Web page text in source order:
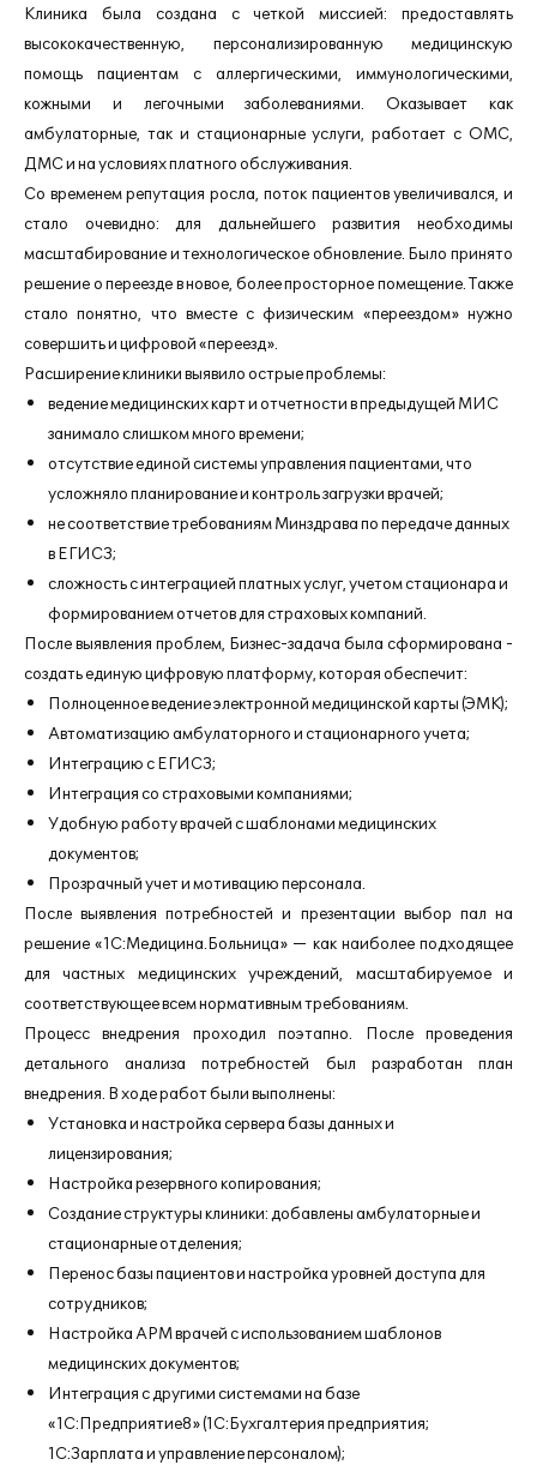
Клиника была создана с четкой миссией: предоставлять
высококачественную, персонализированную медицинскую
помощь пациентам с аллергическими, иммунологическими,
кожными и легочными заболеваниями. Оказывает как
амбулаторные, так и стационарные услуги, работает с ОМС,
ДМС и на условиях платного обслуживания.
Со временем репутация росла, поток пациентов увеличивался, и
стало очевидно: для дальнейшего развития необходимы
масштабирование и технологическое обновление. Было принято
решение о переезде в новое, более просторное помещение. Также
стало понятно, что вместе с физическим «переездом» нужно
совершить и цифровой «переезд».
Расширение клиники выявило острые проблемы:
ведение медицинских карт и отчетности в предыдущей МИС
занимало слишком много времени;
отсутствие единой системы управления пациентами, что
усложняло планирование и контроль загрузки врачей;
не соответствие требованиям Минздрава по передаче данных
в ЕГИСЗ;
сложность с интеграцией платных услуг, учетом стационара и
формированием отчетов для страховых компаний.
После выявления проблем, Бизнес-задача была сформирована -
создать единую цифровую платформу, которая обеспечит:
Полноценное ведение электронной медицинской карты (ЭМК);
Автоматизацию амбулаторного и стационарного учета;
Интеграцию с ЕГИСЗ;
Интеграция со страховыми компаниями;
Удобную работу врачей с шаблонами медицинских
документов;
Прозрачный учет и мотивацию персонала.
После выявления потребностей и презентации выбор пал на
решение «1С:Медицина.Больница» — как наиболее подходящее
для частных медицинских учреждений, масштабируемое и
соответствующее всем нормативным требованиям.
Процесс внедрения проходил поэтапно. После проведения
детального анализа потребностей был разработан план
внедрения. В ходе работ были выполнены:
Установка и настройка сервера базы данных и
лицензирования;
Настройка резервного копирования;
Создание структуры клиники: добавлены амбулаторные и
стационарные отделения;
Перенос базы пациентов и настройка уровней доступа для
сотрудников;
Настройка АРМ врачей с использованием шаблонов
медицинских документов;
Интеграция с другими системами на базе
«1С:Предприятие8» (1С:Бухгалтерия предприятия;
1С:Зарплата и управление персоналом);